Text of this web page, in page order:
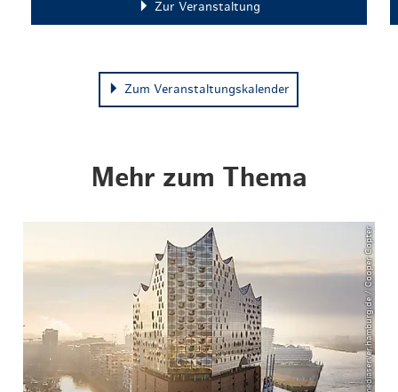
Zur Veranstaltung
Zum Veranstaltungskalender
Mehr zum Thema
© mediaserver.hamburg.de / Cooper Copter